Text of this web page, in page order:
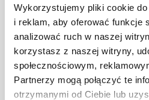
Wykorzystujemy pliki cookie
i reklam, aby oferować funkcje
analizować ruch w naszej
korzystasz z naszej witryny,
społecznościowym,
Partnerzy mogą połączyć te
otrzymanymi od Ciebie lub